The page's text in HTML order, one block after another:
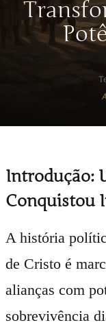
Introdução:
Conquistou
A história
de Cristo é
alianças com
sobrevivência